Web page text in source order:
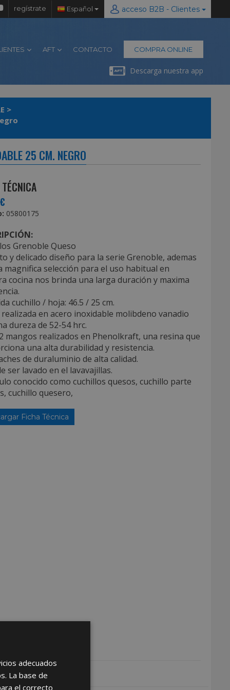
regístrate Español acceso B2B - Clientes
AFT CONTACTO COMPRA ONLINE
Descarga nuestra app
>
25 CM. NEGRO
05800175
Grenoble Queso
y delicado diseño para la serie Grenoble, ademas
magnifica selección para el uso habitual en
cocina nos brinda una larga duración y maxima
cuchillo / hoja: 46.5 / 25 cm.
en acero inoxidable molibdeno vanadio
dureza de 52-54 hrc.
mangos realizados en Phenolkraft, una resina que
una alta durabilidad y resistencia.
de duraluminio de alta calidad.
ser lavado en el lavavajillas.
conocido como cuchillos quesos, cuchillo parte
cuchillo quesero,
Ficha Técnica
adecuados
La base de
el correcto